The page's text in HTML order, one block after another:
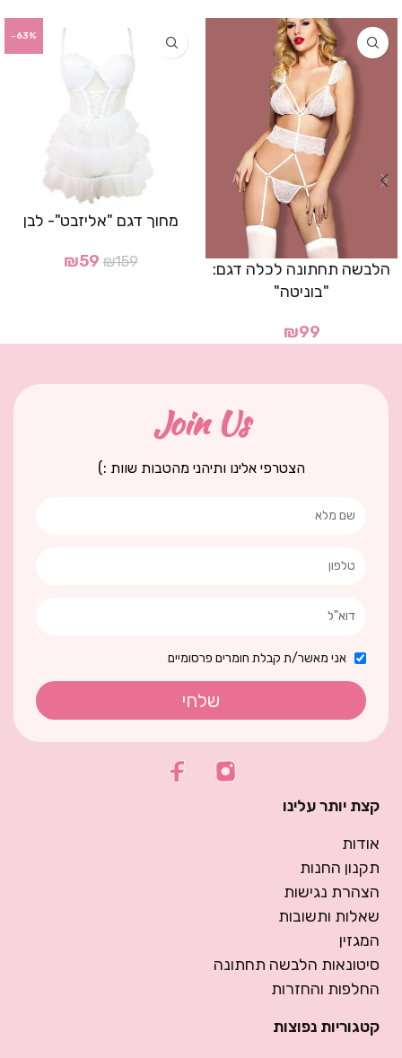
הלבשה תחתונה לכלה דגם:
"בוניטה"
₪99
-63%
מחוך דגם "אליזבט"- לבן
₪159
₪59
Join Us
הצטרפי אלינו ותיהני מהטבות שוות :)
אני מאשר/ת קבלת חומרים פרסומיים
שלחי
קצת יותר עלינו
אודות
תקנון החנות
הצהרת נגישות
שאלות ותשובות
המגזין
סיטונאות הלבשה תחתונה
החלפות והחזרות
קטגוריות נפוצות